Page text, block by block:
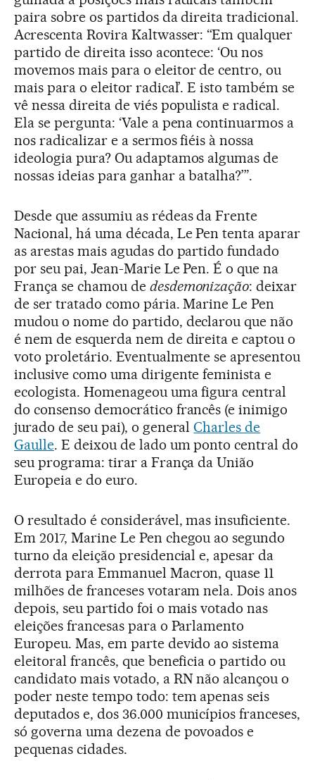
paira sobre os partidos da direita tradicional.
Acrescenta Rovira Kaltwasser: “Em qualquer
partido de direita isso acontece: ‘Ou nos
movemos mais para o eleitor de centro, ou
mais para o eleitor radical’. E isto também se
vê nessa direita de viés populista e radical.
Ela se pergunta: ‘Vale a pena continuarmos a
nos radicalizar e a sermos fiéis à nossa
ideologia pura? Ou adaptamos algumas de
nossas ideias para ganhar a batalha?’”.
Desde que assumiu as rédeas da Frente
Nacional, há uma década, Le Pen tenta aparar
as arestas mais agudas do partido fundado
por seu pai, Jean-Marie Le Pen. É o que na
França se chamou de desdemonização: deixar
de ser tratado como pária. Marine Le Pen
mudou o nome do partido, declarou que não
é nem de esquerda nem de direita e captou o
voto proletário. Eventualmente se apresentou
inclusive como uma dirigente feminista e
ecologista. Homenageou uma figura central
do consenso democrático francês (e inimigo
jurado de seu pai), o generalCharles de
Gaulle. E deixou de lado um ponto central do
seu programa: tirar a França da União
Europeia e do euro.
O resultado é considerável, mas insuficiente.
Em 2017, Marine Le Pen chegou ao segundo
turno da eleição presidencial e, apesar da
derrota para Emmanuel Macron, quase 11
milhões de franceses votaram nela. Dois anos
depois, seu partido foi o mais votado nas
eleições francesas para o Parlamento
Europeu. Mas, em parte devido ao sistema
eleitoral francês, que beneficia o partido ou
candidato mais votado, a RN não alcançou o
poder neste tempo todo: tem apenas seis
deputados e, dos 36.000 municípios franceses,
só governa uma dezena de povoados e
pequenas cidades.